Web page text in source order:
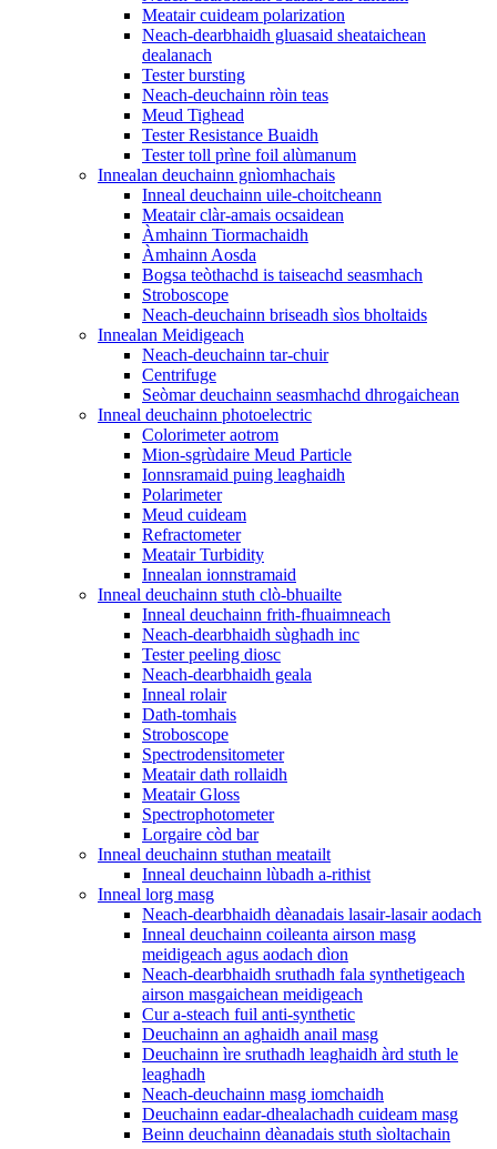
Meatair cuideam polarization
Neach-dearbhaidh gluasaid sheataichean
dealanach
Tester bursting
Neach-deuchainn ròin teas
Meud Tighead
Tester Resistance Buaidh
Tester toll prìne foil alùmanum
Innealan deuchainn gnìomhachais
Inneal deuchainn uile-choitcheann
Meatair clàr-amais ocsaidean
Àmhainn Tiormachaidh
Àmhainn Aosda
Bogsa teòthachd is taiseachd seasmhach
Stroboscope
Neach-deuchainn briseadh sìos bholtaids
Innealan Meidigeach
Neach-deuchainn tar-chuir
Centrifuge
Seòmar deuchainn seasmhachd dhrogaichean
Inneal deuchainn photoelectric
Colorimeter aotrom
Mion-sgrùdaire Meud Particle
Ionnsramaid puing leaghaidh
Polarimeter
Meud cuideam
Refractometer
Meatair Turbidity
Innealan ionnstramaid
Inneal deuchainn stuth clò-bhuailte
Inneal deuchainn frith-fhuaimneach
Neach-dearbhaidh sùghadh inc
Tester peeling diosc
Neach-dearbhaidh geala
Inneal rolair
Dath-tomhais
Stroboscope
Spectrodensitometer
Meatair dath rollaidh
Meatair Gloss
Spectrophotometer
Lorgaire còd bar
Inneal deuchainn stuthan meatailt
Inneal deuchainn lùbadh a-rithist
Inneal lorg masg
Neach-dearbhaidh dèanadais lasair-lasair aodach
Inneal deuchainn coileanta airson masg
meidigeach agus aodach dìon
Neach-dearbhaidh sruthadh fala synthetigeach
airson masgaichean meidigeach
Cur a-steach fuil anti-synthetic
Deuchainn an aghaidh anail masg
Deuchainn ìre sruthadh leaghaidh àrd stuth le
leaghadh
Neach-deuchainn masg iomchaidh
Deuchainn eadar-dhealachadh cuideam masg
Beinn deuchainn dèanadais stuth sìoltachain